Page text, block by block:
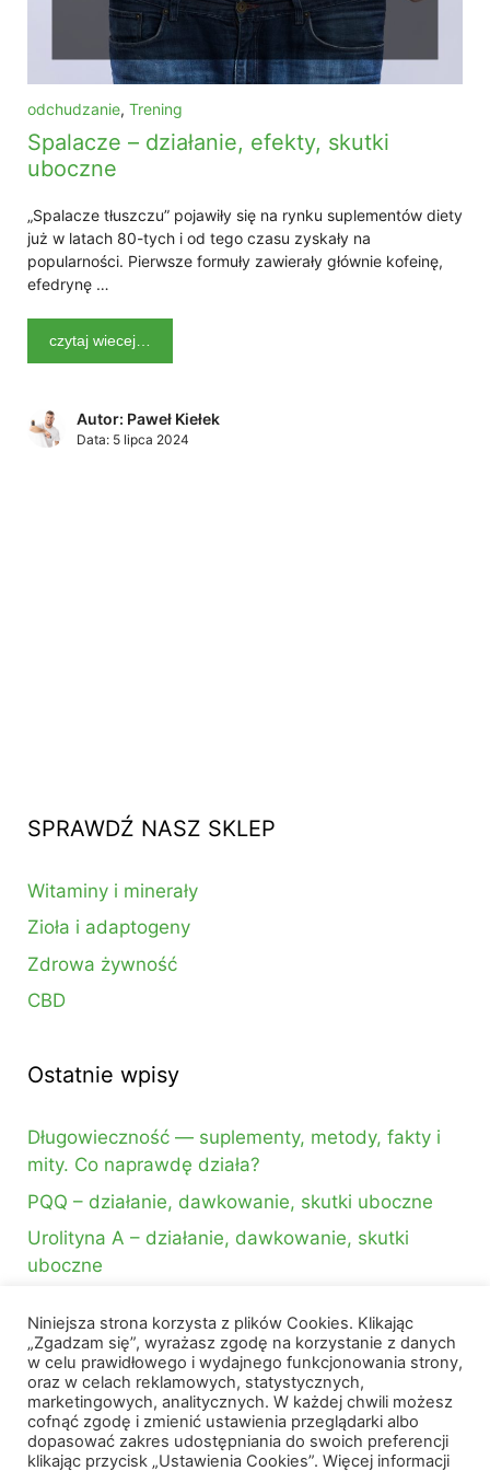
odchudzanie, Trening
Spalacze – działanie, efekty, skutki
uboczne
„Spalacze tłuszczu” pojawiły się na rynku suplementów diety
już w latach 80-tych i od tego czasu zyskały na
popularności. Pierwsze formuły zawierały głównie kofeinę,
efedrynę …
czytaj wiecej…
Autor: Paweł Kiełek
Data: 5 lipca 2024
SPRAWDŹ NASZ SKLEP
Witaminy i minerały
Zioła i adaptogeny
Zdrowa żywność
CBD
Ostatnie wpisy
Długowieczność — suplementy, metody, fakty i
mity. Co naprawdę działa?
PQQ – działanie, dawkowanie, skutki uboczne
Urolityna A – działanie, dawkowanie, skutki
uboczne
Szukasz czegoś?
Szukaj:
Niniejsza strona korzysta z plików Cookies. Klikając
„Zgadzam się”, wyrażasz zgodę na korzystanie z danych
w celu prawidłowego i wydajnego funkcjonowania strony,
oraz w celach reklamowych, statystycznych,
marketingowych, analitycznych. W każdej chwili możesz
cofnąć zgodę i zmienić ustawienia przeglądarki albo
dopasować zakres udostępniania do swoich preferencji
klikając przycisk „Ustawienia Cookies”. Więcej informacji